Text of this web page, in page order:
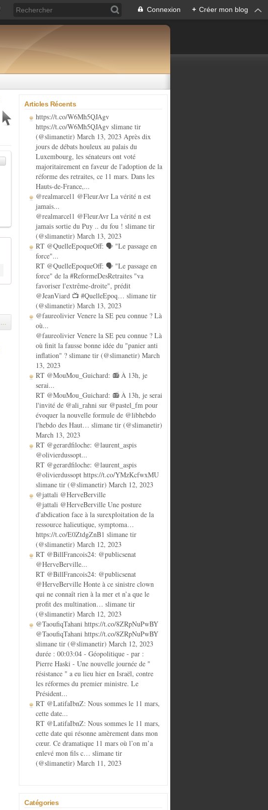
Connexion + Créer mon blog
…
Articles Récents
https://t.co/W6Mh5QJAgv
https://t.co/W6Mh5QJAgv slimane tir
(@slimanetir) March 13, 2023 Après dix
jours de débats houleux au palais du
Luxembourg, les sénateurs ont voté
majoritairement en faveur de l'adoption de la
réforme des retraites, ce 11 mars. Dans les
Hauts-de-France,...
@realmarcel1 @FleurAvr La vérité n est
jamais...
@realmarcel1 @FleurAvr La vérité n est
jamais sortie du Puy .. du fou ! slimane tir
(@slimanetir) March 13, 2023
RT @QuelleEpoqueOff: 🗣️ "Le passage en
force"...
RT @QuelleEpoqueOff: 🗣️ "Le passage en
force" de la #ReformeDesRetraites "va
favoriser l'extrême-droite", prédit
@JeanViard 📺 #QuelleEpoq… slimane tir
(@slimanetir) March 13, 2023
@faureolivier Venere la SE peu connue ? Là
où...
@faureolivier Venere la SE peu connue ? Là
où finit la fausse bonne idée du "panier anti
inflation" ? slimane tir (@slimanetir) March
13, 2023
RT @MouMou_Guichard: 📻 À 13h, je
serai...
RT @MouMou_Guichard: 📻 À 13h, je serai
l'invité de @ali_rahni sur @pastel_fm pour
évoquer la nouvelle formule de @libhebdo
l'hebdo des Haut… slimane tir (@slimanetir)
March 13, 2023
RT @gerardfiloche: @laurent_aspis
@olivierdussopt...
RT @gerardfiloche: @laurent_aspis
@olivierdussopt https://t.co/YMzKcfwxMU
slimane tir (@slimanetir) March 12, 2023
@jattali @HerveBerville
@jattali @HerveBerville Une posture
d'abdication face à la surexploitation de la
ressource halieutique, symptoma…
https://t.co/E0ZtdgZnB1 slimane tir
(@slimanetir) March 12, 2023
RT @BillFrancois24: @publicsenat
@HerveBerville...
RT @BillFrancois24: @publicsenat
@HerveBerville Honte à ce sinistre clown
qui ne connaît rien à la mer et n’a que le
profit des multination… slimane tir
(@slimanetir) March 12, 2023
@TaoufiqTahani https://t.co/8ZRpNuPwBY
@TaoufiqTahani https://t.co/8ZRpNuPwBY
slimane tir (@slimanetir) March 12, 2023
durée : 00:03:04 - Géopolitique - par :
Pierre Haski - Une nouvelle journée de "
résistance " a eu lieu hier en Israël, contre
les réformes du premier ministre. Le
Président...
RT @LatifaIbnZ: Nous sommes le 11 mars,
cette date...
RT @LatifaIbnZ: Nous sommes le 11 mars,
cette date qui résonne amèrement dans mon
cœur. Ce dramatique 11 mars où l’on m’a
enlevé mon fils c… slimane tir
(@slimanetir) March 11, 2023
Catégories